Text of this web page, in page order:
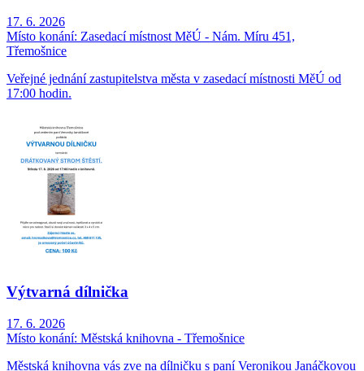
17. 6. 2026
Místo konání: Zasedací místnost MěÚ - Nám. Míru 451,
Třemošnice
Veřejné jednání zastupitelstva města v zasedací místnosti MěÚ od
17:00 hodin.
Výtvarná dílnička
17. 6. 2026
Místo konání: Městská knihovna - Třemošnice
Městská knihovna vás zve na dílničku s paní Veronikou Janáčkovou